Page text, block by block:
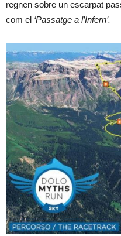
regnen sobre un escarpat
com el ‘Passatge a l’Infern’.